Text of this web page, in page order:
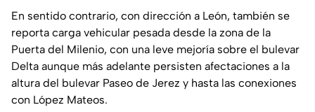
En sentido contrario, con dirección a León, también se
reporta carga vehicular pesada desde la zona de la
Puerta del Milenio, con una leve mejoría sobre el bulevar
Delta aunque más adelante persisten afectaciones a la
altura del bulevar Paseo de Jerez y hasta las conexiones
con López Mateos.